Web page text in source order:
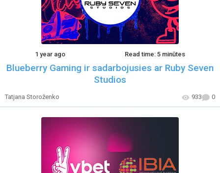
1 year ago Read time: 5 minūtes
Blueberry Gaming ir sadarbojusies ar Ruby Seven
Studios
Tatjana Storoženko 933 0